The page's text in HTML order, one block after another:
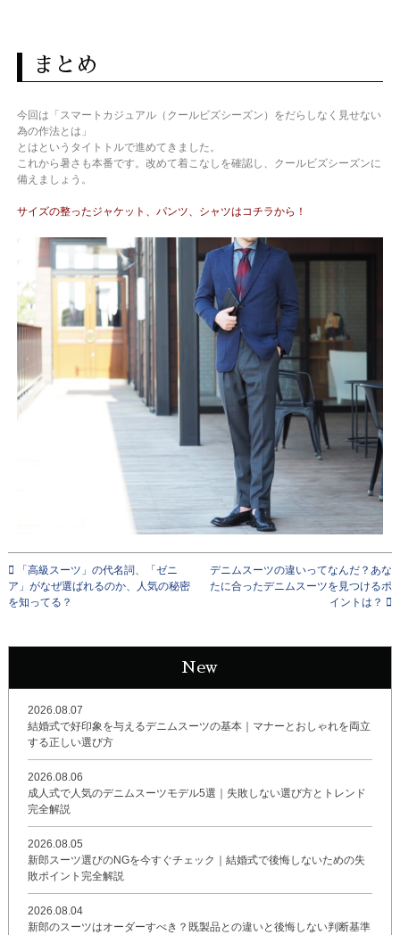
まとめ
今回は「スマートカジュアル（クールビズシーズン）をだらしなく見せない
為の作法とは」
とはというタイトトルで進めてきました。
これから暑さも本番です。改めて着こなしを確認し、クールビズシーズンに
備えましょう。
サイズの整ったジャケット、パンツ、シャツはコチラから！
「高級スーツ」の代名詞、「ゼニ
ア」がなぜ選ばれるのか、人気の秘密
を知ってる？
デニムスーツの違いってなんだ？あな
たに合ったデニムスーツを見つけるポ
イントは？
New
2026.08.07
結婚式で好印象を与えるデニムスーツの基本｜マナーとおしゃれを両立
する正しい選び方
2026.08.06
成人式で人気のデニムスーツモデル5選｜失敗しない選び方とトレンド
完全解説
2026.08.05
新郎スーツ選びのNGを今すぐチェック｜結婚式で後悔しないための失
敗ポイント完全解説
2026.08.04
新郎のスーツはオーダーすべき？既製品との違いと後悔しない判断基準